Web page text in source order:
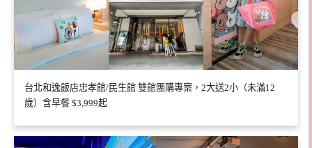
台北和逸飯店忠孝館/民生館 雙館團購專案，2大送2小（未滿12
歲）含早餐 $3,999起